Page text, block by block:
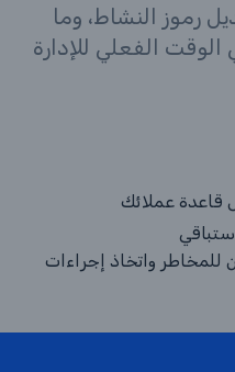
رموز النشاط، وما
الفعلي للإدارة
قاعدة عملائك
للمخاطر واتخاذ إجراءات